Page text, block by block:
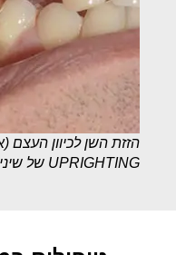
הזזת השן לכיוון העצם
UPRIGHTING של שיניים